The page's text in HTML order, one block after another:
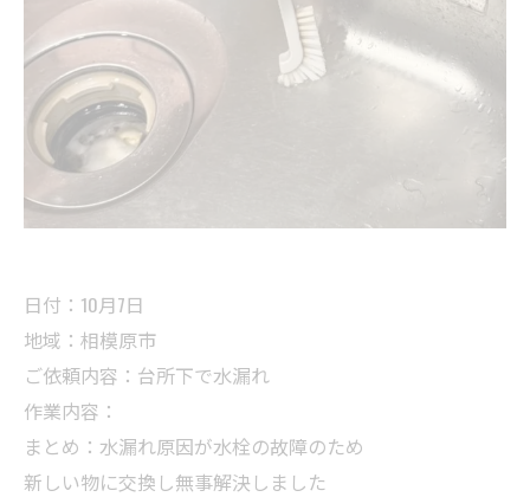
日付：10月7日
地域：相模原市
ご依頼内容：台所下で水漏れ
作業内容：
まとめ：水漏れ原因が水栓の故障のため
新しい物に交換し無事解決しました